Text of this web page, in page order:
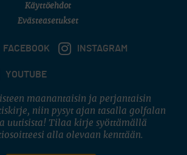
Käyttöehdot
Evästeasetukset
FACEBOOK INSTAGRAM
YOUTUBE
maanantaisin ja perjantaisin
niin pysyt ajan tasalla golfalan
uutisista! Tilaa kirje syöttämällä
alla olevaan kenttään.